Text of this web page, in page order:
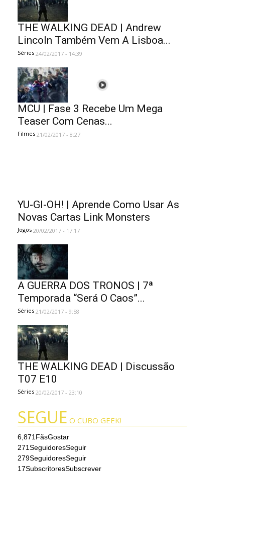
THE WALKING DEAD | Andrew
Lincoln Também Vem A Lisboa...
Séries 24/02/2017 - 14:39
MCU | Fase 3 Recebe Um Mega
Teaser Com Cenas...
Filmes 21/02/2017 - 8:27
YU-GI-OH! | Aprende Como Usar As
Novas Cartas Link Monsters
Jogos 20/02/2017 - 17:17
A GUERRA DOS TRONOS | 7ª
Temporada “Será O Caos”...
Séries 21/02/2017 - 9:58
THE WALKING DEAD | Discussão
T07 E10
Séries 20/02/2017 - 23:10
SEGUE O CUBO GEEK!
6,871 FãsGostar
271SeguidoresSeguir
279SeguidoresSeguir
17SubscritoresSubscrever